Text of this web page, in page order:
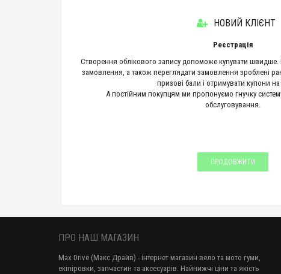
НОВИЙ КЛІЄНТ
Реєстрація
Створення облікового запису допоможе купувати
замовлення, а також переглядати замовлення зроблені
призові бали і отримувати купони
А постійним покупцям ми пропонуємо гнучку
обслуговування.
ПРОДОВЖИТИ
ПРО НАШ МАГАЗИН
Max Drive (Макс Драйв) - інтернет магазин вело та мото гуми,
екіпіровки, запчастин та аксесуарів. Найнижчі ціни та якість